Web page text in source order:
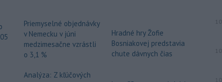
Priemyselné objednávky
v Nemecku v júni
medzimesačne vzrástli
o 3,1 %
Analýza: Z kľúčových
Hradné hry Žofie
Bosniakovej predstavia
chute dávnych čias